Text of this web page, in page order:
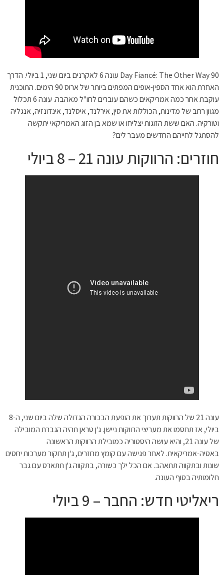
90 Day Fiancé: The Other Way עונה 6 לאקרנים ביום שני, 1 ביולי. הדרך
האחרת הוא אחד הספין-אופים המפתים ביותר של ארוס 90 הימים. התוכנית
עוקבת אחר כמה אמריקאים כשהם עוברים לחו"ל מאהבה. עונה 6 תכלול
מגוון רחב של מדינות, הכוללות את סין, אירלנד, איסלנד, אינדונזיה, אנגליה
וטורקיה. האם ששת הזוגות יצליחו או שמא בן הזוג האמריקאי יתקשה
להסתגל לחייהם החדשים מעבר לים?
חוזרים: הרווקות עונה 21 – 8 ביולי
עונה 21 של הרווקות תערוך את הופעת הבכורה הגדולה שלה ביום שני, ה-8
ביולי, אז תחסמו את מעריצי הרווקות ניישן. ג'ן טראן תהיה הגברת המובילה
של עונה 21, והיא עושה היסטוריה כמובילת הרווקות הראשונה
באסיה-אמריקאית. לאחר פגישה עם קומץ מחזרים, ג'ן תחקור מערכות יחסים
שונות ובתקווה תתאהב. אם הכל ילך כשורה, בתקווה ג'ן תתארס עם גבר
חלומותיה בסוף העונה.
ריאליטי חדש: החבר – 9 ביולי